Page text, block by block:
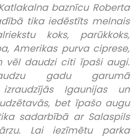
baznīcu Roberta
tika iedēstīts melnais
koks, parūkkoks,
Amerikas purva ciprese,
vēl daudzi citi īpaši augi.
gadu garumā
izraudzījās Igaunijas un
bet īpašo augu
sadarbībā ar Salaspils
Lai iezīmētu parka